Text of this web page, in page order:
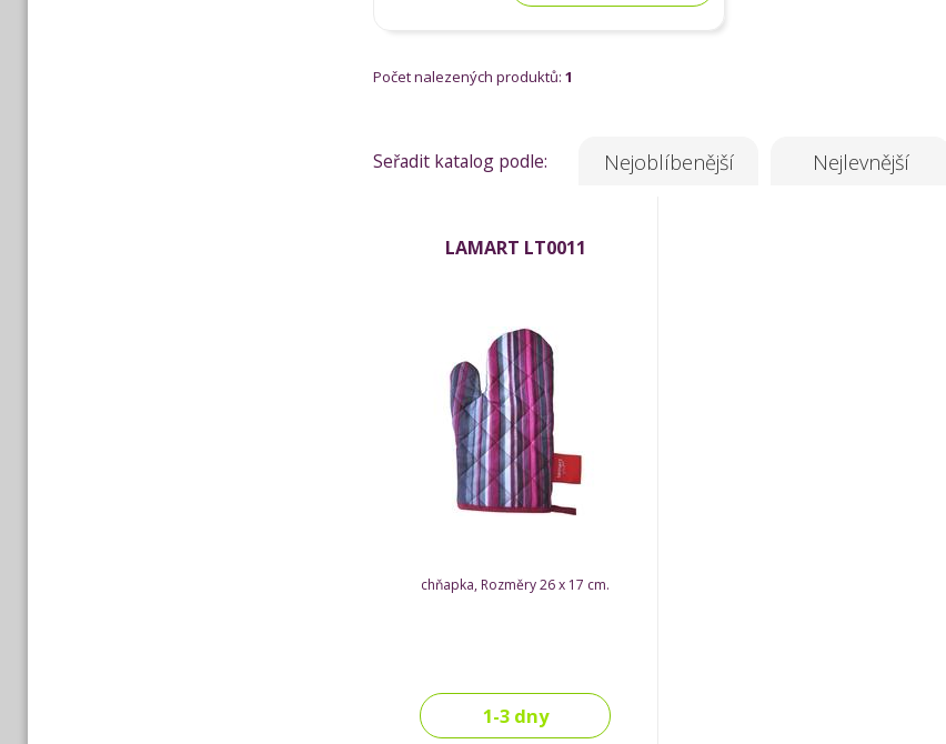
Počet nalezených produktů: 1
Seřadit katalog podle: Nejoblíbenější Nejlevnější
LAMART LT0011
chňapka, Rozměry 26 x 17 cm.
1-3 dny